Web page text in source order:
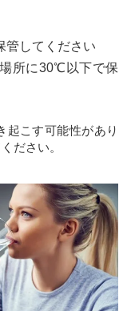
管してください
所に30℃以下で保
起こす可能性があり
ださい。